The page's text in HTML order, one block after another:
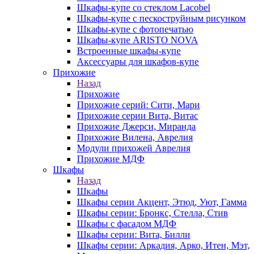
Шкафы-купе со стеклом Lacobel
Шкафы-купе с пескоструйным рисунком
Шкафы-купе с фотопечатью
Шкафы-купе ARISTO NOVA
Встроенные шкафы-купе
Аксессуары для шкафов-купе
Прихожие
Назад
Прихожие
Прихожие серий: Сити, Мари
Прихожие серии Вита, Витас
Прихожие Джерси, Миранда
Прихожие Вилена, Аврелия
Модули прихожей Аврелия
Прихожие МДФ
Шкафы
Назад
Шкафы
Шкафы серии Акцент, Этюд, Уют, Гамма
Шкафы серии: Бронкс, Стелла, Стив
Шкафы с фасадом МДФ
Шкафы серии: Вита, Билли
Шкафы серии: Аркадия, Арко, Итен, Мэт,